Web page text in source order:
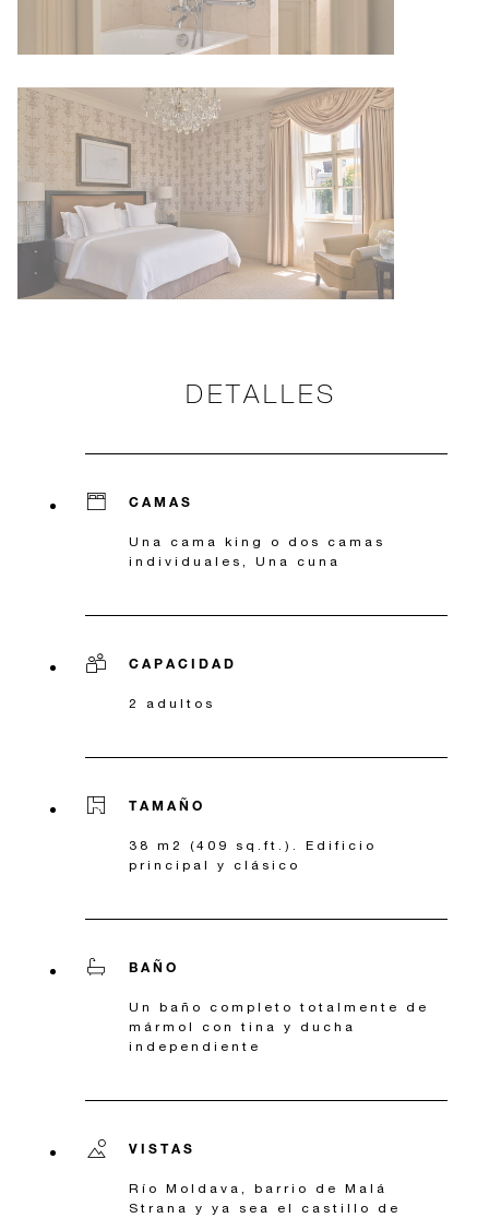
DETALLES
CAMAS
Una cama king o dos camas
individuales, Una cuna
CAPACIDAD
2 adultos
TAMAÑO
38 m2 (409 sq.ft.). Edificio
principal y clásico
BAÑO
Un baño completo totalmente de
mármol con tina y ducha
independiente
VISTAS
Río Moldava, barrio de Malá
Strana y ya sea el castillo de